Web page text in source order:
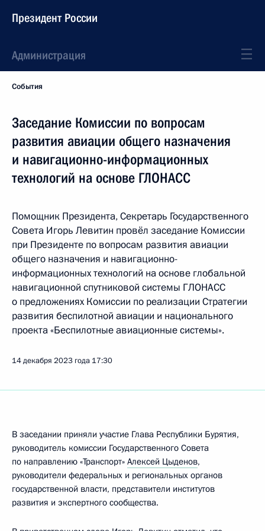
Президент России
Администрация
События
Заседание Комиссии по вопросам
развития авиации общего назначения
и навигационно-информационных
технологий на основе ГЛОНАСС
Помощник Президента, Секретарь Государственного
Совета Игорь Левитин провёл заседание Комиссии
при Президенте по вопросам развития авиации
общего назначения и навигационно-
информационных технологий на основе глобальной
навигационной спутниковой системы ГЛОНАСС
о предложениях Комиссии по реализации Стратегии
развития беспилотной авиации и национального
проекта «Беспилотные авиационные системы».
14 декабря 2023 года 17:30
В заседании приняли участие Глава Республики Бурятия,
руководитель комиссии Государственного Совета
по направлению «Транспорт» Алексей Цыденов,
руководители федеральных и региональных органов
государственной власти, представители институтов
развития и экспертного сообщества.